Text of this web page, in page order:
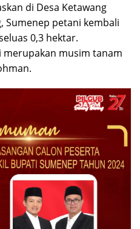
di Desa Ketawang
Sumenep petani kembali
0,3 hektar.
merupakan musim tanam